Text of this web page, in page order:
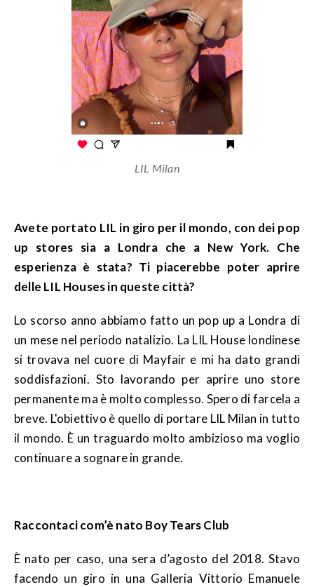
LIL Milan
Avete portato LIL in giro per il mondo, con dei pop
up stores sia a Londra che a New York. Che
esperienza è stata? Ti piacerebbe poter aprire
delle LIL Houses in queste città?
Lo scorso anno abbiamo fatto un pop up a Londra di
un mese nel periodo natalizio. La LIL House londinese
si trovava nel cuore di Mayfair e mi ha dato grandi
soddisfazioni. Sto lavorando per aprire uno store
permanente ma è molto complesso. Spero di farcela a
breve. L'obiettivo è quello di portare LIL Milan in tutto
il mondo. È un traguardo molto ambizioso ma voglio
continuare a sognare in grande.
Raccontaci com’è nato Boy Tears Club
È nato per caso, una sera d’agosto del 2018. Stavo
facendo un giro in una Galleria Vittorio Emanuele